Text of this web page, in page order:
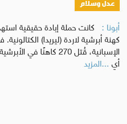
عدل وسلام
أبونا : كانت حملة إبادة حقيقية
كهنة أبرشية لاردة (ليريدا)
الإسبانية، قُتل 270
أي...المزيد